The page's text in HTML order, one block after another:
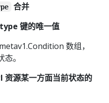
合并
键的唯一值
数组，
。
源某一方面当前状态的